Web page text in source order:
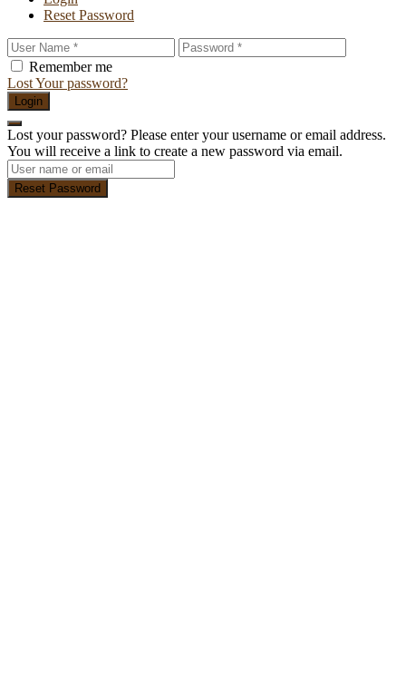
Reset Password
Remember me
Lost Your password?
Login
Lost your password? Please enter your username or email address.
You will receive a link to create a new password via email.
Reset Password